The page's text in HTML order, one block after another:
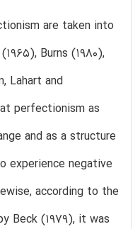
are taken into
Burns (1980),
Lahart and
perfectionism as
and as a structure
experience negative
according to the
Beck (1979), it was